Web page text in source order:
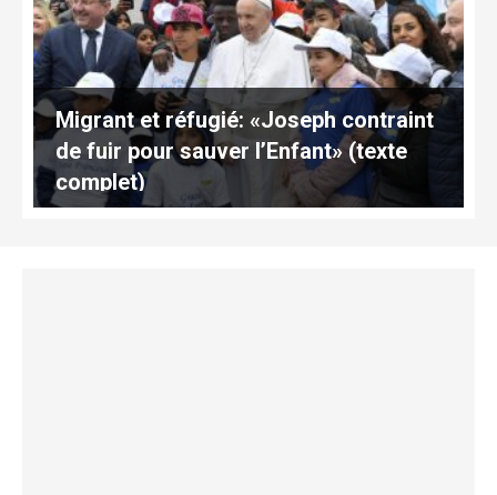
Migrant et réfugié: «Joseph contraint
de fuir pour sauver l’Enfant» (texte
complet)